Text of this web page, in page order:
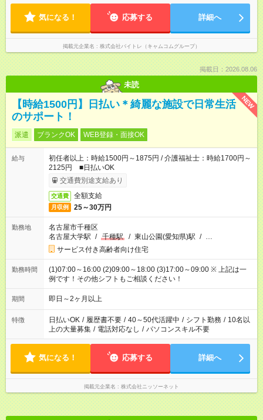
気になる！ 応募する 詳細へ
掲載元企業名 株式会社バイトレ（キャムコムグループ）
掲載日：2026.08.06
未読
NEW
【時給1500円】日払い＊綺麗な施設で日常生活
のサポート！
派遣 ブランクOK WEB登録・面接OK
給与
初任者以上：時給1500円～1875円 / 介護福祉士：時給1700円～
2125円 ■日払いOK
交通費別途支給あり
交通費 全額支給
月収例 25～30万円
勤務地
名古屋市千種区
名古屋大学駅 / 千種駅 / 東山公園(愛知県)駅 / …
サービス付き高齢者向け住宅
勤務時間
(1)07:00～16:00 (2)09:00～18:00 (3)17:00～09:00 ※ 上記は一
例です！その他シフトもご相談ください！
期間 即日～2ヶ月以上
特徴 日払いOK / 履歴書不要 / 40～50代活躍中 / シフト勤務 / 10名以
上の大量募集 / 電話対応なし / パソコンスキル不要
気になる！ 応募する 詳細へ
掲載元企業名 株式会社ニッソーネット